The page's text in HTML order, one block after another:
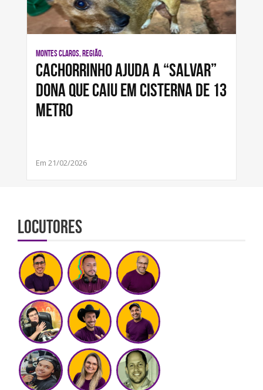
MONTES CLAROS, REGIÃO,
Cachorrinho ajuda a “salvar”
dona que caiu em cisterna de 13
metro
Em 21/02/2026
Locutores